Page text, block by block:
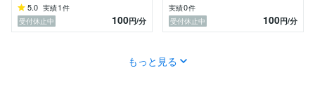
5.0 実績1 件
受付休止中
100円/分
実績0件
受付休止中
100円/分
もっと見る